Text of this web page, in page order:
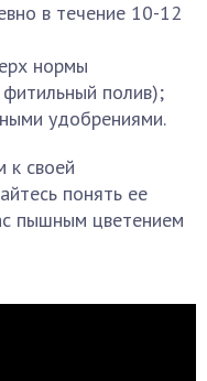
в течение 10-12
нормы
полив);
удобрениями.
к своей
понять ее
пышным цветением